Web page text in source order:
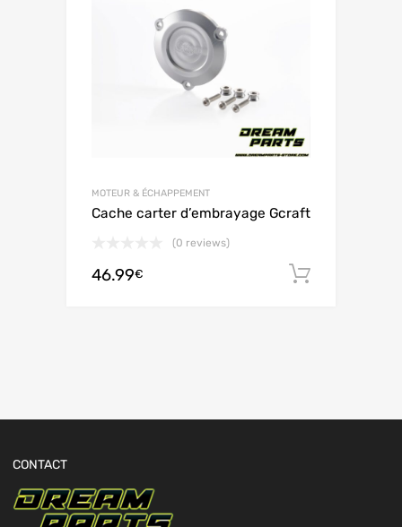
MOTEUR & ÉCHAPPEMENT
Cache carter d’embrayage Gcraft
(0 reviews)
46.99€
CONTACT